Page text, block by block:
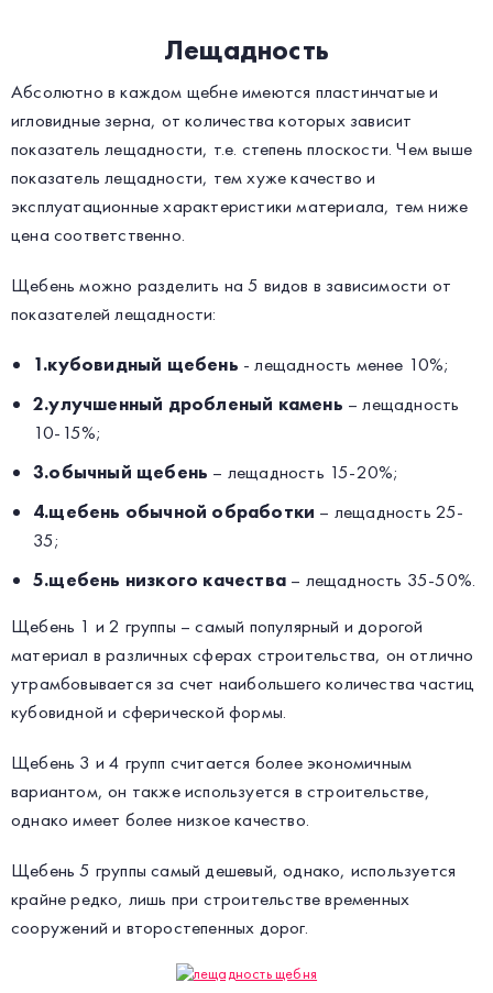
Лещадность
Абсолютно в каждом щебне имеются пластинчатые и
игловидные зерна, от количества которых зависит
показатель лещадности, т.е. степень плоскости. Чем выше
показатель лещадности, тем хуже качество и
эксплуатационные характеристики материала, тем ниже
цена соответственно.
Щебень можно разделить на 5 видов в зависимости от
показателей лещадности:
1.кубовидный щебень - лещадность менее 10%;
2.улучшенный дробленый камень – лещадность
10-15%;
3.обычный щебень – лещадность 15-20%;
4.щебень обычной обработки – лещадность 25-
35;
5.щебень низкого качества – лещадность 35-50%.
Щебень 1 и 2 группы – самый популярный и дорогой
материал в различных сферах строительства, он отлично
утрамбовывается за счет наибольшего количества частиц
кубовидной и сферической формы.
Щебень 3 и 4 групп считается более экономичным
вариантом, он также используется в строительстве,
однако имеет более низкое качество.
Щебень 5 группы самый дешевый, однако, используется
крайне редко, лишь при строительстве временных
сооружений и второстепенных дорог.